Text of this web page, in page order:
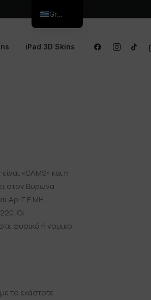
iPad 3D Skins
«GAMS» και η
στον Βύρωνα
Αρ. Γ.Ε.ΜΗ.
Οι
φυσικό ή νομικό
το εκάστοτε
Greek